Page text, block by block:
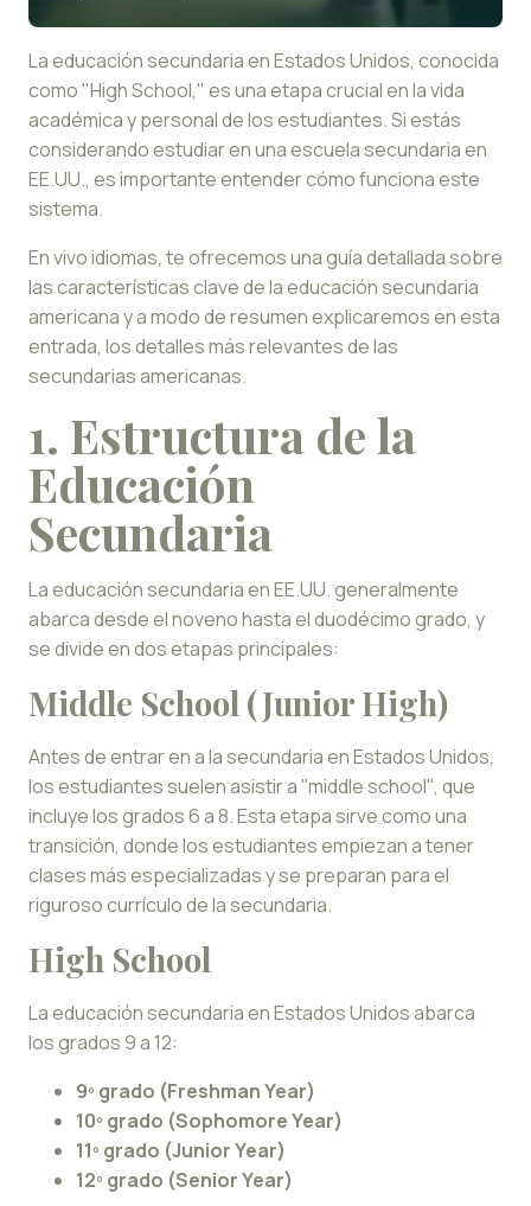
La educación secundaria en Estados Unidos, conocida
como "High School," es una etapa crucial en la vida
académica y personal de los estudiantes. Si estás
considerando estudiar en una escuela secundaria en
EE.UU., es importante entender cómo funciona este
sistema.
En vivo idiomas, te ofrecemos una guía detallada sobre
las características clave de la educación secundaria
americana y a modo de resumen explicaremos en esta
entrada, los detalles más relevantes de las
secundarias americanas.
1. Estructura de la
Educación
Secundaria
La educación secundaria en EE.UU. generalmente
abarca desde el noveno hasta el duodécimo grado, y
se divide en dos etapas principales:
Middle School (Junior High)
Antes de entrar en a la secundaria en Estados Unidos,
los estudiantes suelen asistir a ''middle school'', que
incluye los grados 6 a 8. Esta etapa sirve como una
transición, donde los estudiantes empiezan a tener
clases más especializadas y se preparan para el
riguroso currículo de la secundaria.
High School
La educación secundaria en Estados Unidos abarca
los grados 9 a 12:
9º grado (Freshman Year)
10º grado (Sophomore Year)
11º grado (Junior Year)
12º grado (Senior Year)